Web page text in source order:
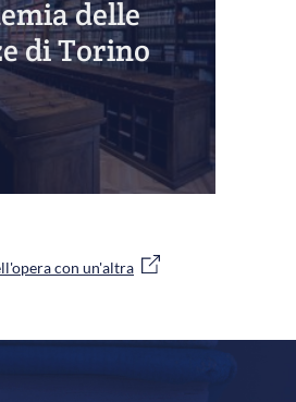
delle
di Torino
con un'altra